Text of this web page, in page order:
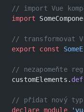
// import Vue
import
// transformovat
export const
// nezapomeňte
customElements.
// přidat nový typ
declare module